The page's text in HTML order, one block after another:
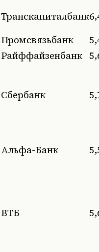
Транскапиталбанк
Промсвязьбанк
Райффайзенбанк
Сбербанк
Альфа-Банк
ВТБ